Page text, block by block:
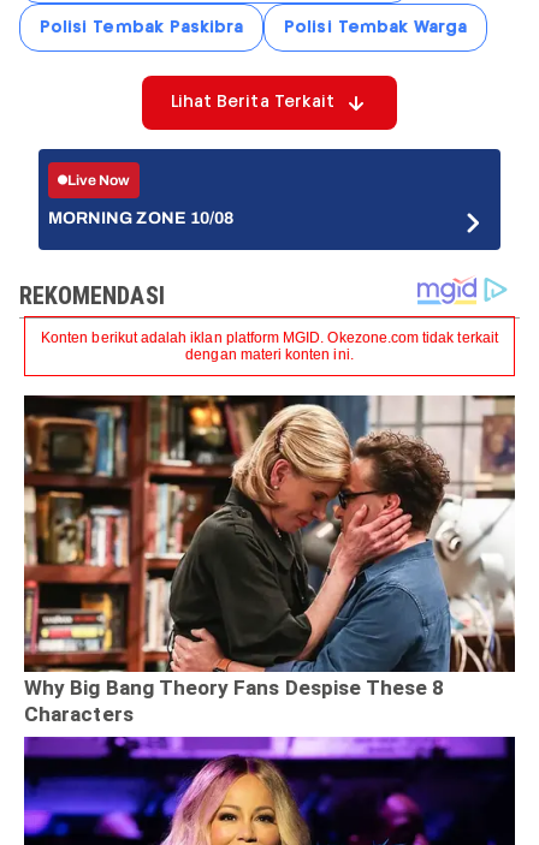
Polisi Tembak Paskibra Polisi Tembak Warga
Lihat Berita Terkait
Live Now
MORNING ZONE 10/08